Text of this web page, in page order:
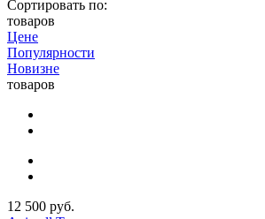
Сортировать по:
товаров
Цене
Популярности
Новизне
товаров
12 500 руб.